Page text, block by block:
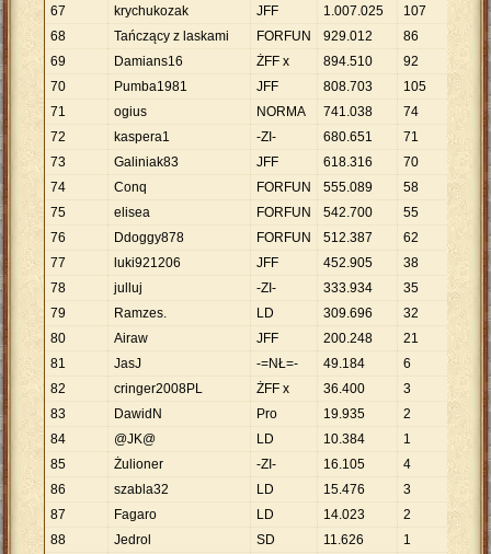
67
krychukozak JFF 1.007.025 107
411
68
Tańczący z laskami FORFUN 929.012 86 10
69
Damians16 ŻFF x 894.510 92 .
723
70
Pumba1981 JFF 808.703 105
71
ogius NORMA 741.038 74 10
72
kaspera1 -ZI- 680.651 71
587
73
Galiniak83 JFF 618.316 70
833
74
Conq FORFUN 555.089 58
571
75
elisea FORFUN 542.700 55
76
Ddoggy878 FORFUN 512.387 62
264
77
luki921206 JFF 452.905 38
78
julluj -ZI- 333.934 35
541
79
Ramzes. LD 309.696 32 9
678
80
Airaw JFF 200.248 21
536
81
JasJ -=NŁ=- 49.184 6 8. 197
82
cringer2008PL ŻFF x 36.400 3 12
83
DawidN Pro 19.935 2
968
84
@JK@ LD 10.384 1 10
85
Żulioner -ZI- 16.105 4
026
86
szabla32 LD 15.476 3 . 159
87
Fagaro LD 14.023 2 7
012
88
Jedrol SD 11.626 1